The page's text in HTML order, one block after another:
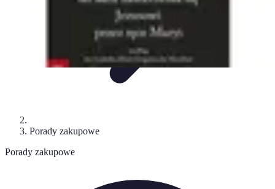
Porady zakupowe
Porady zakupowe